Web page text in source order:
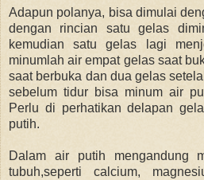
Adapun polanya, bisa dimulai
dengan rincian satu gelas
kemudian satu gelas lagi
minumlah air empat gelas saat
saat berbuka dan dua gelas
sebelum tidur bisa minum air
Perlu di perhatikan delapan
putih.
Dalam air putih mengandung
tubuh,seperti calcium,